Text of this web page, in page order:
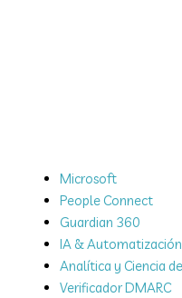
Microsoft
People Connect
Guardian 360
IA & Automatización
Analítica y Ciencia
Verificador DMARC